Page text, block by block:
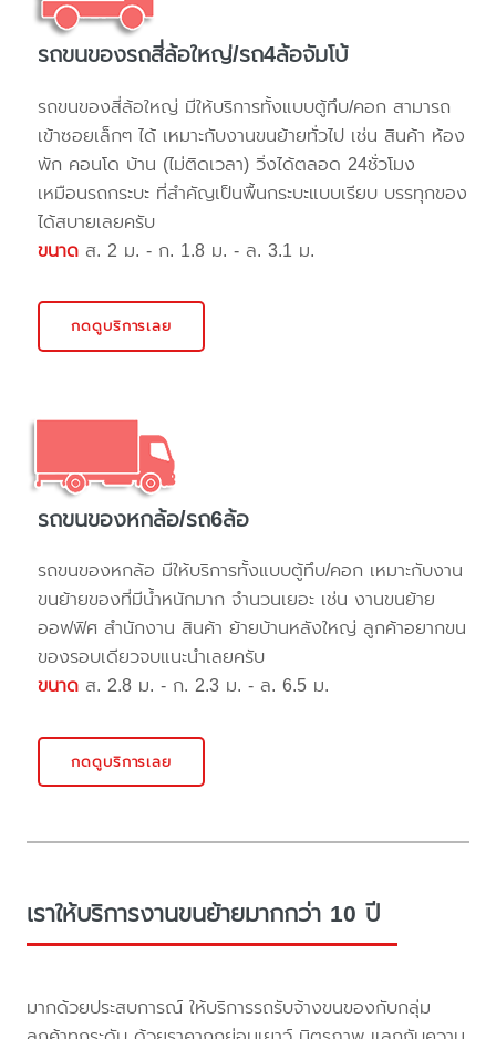
รถขนของรถสี่ล้อใหญ่/รถ4ล้อจัมโบ้
รถขนของสี่ล้อใหญ่ มีให้บริการทั้งแบบตู้ทึบ/คอก สามารถ
เข้าซอยเล็กๆ ได้ เหมาะกับงานขนย้ายทั่วไป เช่น สินค้า ห้อง
พัก คอนโด บ้าน (ไม่ติดเวลา) วิ่งได้ตลอด 24ชั่วโมง
เหมือนรถกระบะ ที่สำคัญเป็นพื้นกระบะแบบเรียบ บรรทุกของ
ได้สบายเลยครับ
ขนาด ส. 2 ม. - ก. 1.8 ม. - ล. 3.1 ม.
กดดูบริการเลย
รถขนของหกล้อ/รถ6ล้อ
รถขนของหกล้อ มีให้บริการทั้งแบบตู้ทึบ/คอก เหมาะกับงาน
ขนย้ายของที่มีน้ำหนักมาก จำนวนเยอะ เช่น งานขนย้าย
ออฟฟิศ สำนักงาน สินค้า ย้ายบ้านหลังใหญ่ ลูกค้าอยากขน
ของรอบเดียวจบแนะนำเลยครับ
ขนาด ส. 2.8 ม. - ก. 2.3 ม. - ล. 6.5 ม.
กดดูบริการเลย
เราให้บริการงานขนย้ายมากกว่า 10 ปี
มากด้วยประสบการณ์ ให้บริการรถรับจ้างขนของกับกลุ่ม